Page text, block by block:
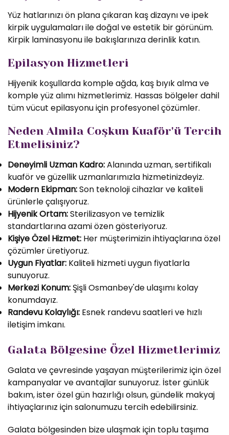
Yüz hatlarınızı ön plana çıkaran kaş dizaynı ve ipek
kirpik uygulamaları ile doğal ve estetik bir görünüm.
Kirpik laminasyonu ile bakışlarınıza derinlik katın.
Epilasyon Hizmetleri
Hijyenik koşullarda komple ağda, kaş bıyık alma ve
komple yüz alımı hizmetlerimiz. Hassas bölgeler dahil
tüm vücut epilasyonu için profesyonel çözümler.
Neden Almila Coşkun Kuaför'ü Tercih
Etmelisiniz?
Deneyimli Uzman Kadro:Alanında uzman, sertifikalı
kuaför ve güzellik uzmanlarımızla hizmetinizdeyiz.
Modern Ekipman:Son teknoloji cihazlar ve kaliteli
ürünlerle çalışıyoruz.
Hijyenik Ortam:Sterilizasyon ve temizlik
standartlarına azami özen gösteriyoruz.
Kişiye Özel Hizmet: Her müşterimizin ihtiyaçlarına özel
çözümler üretiyoruz.
Uygun Fiyatlar: Kaliteli hizmeti uygun fiyatlarla
sunuyoruz.
Merkezi Konum: Şişli Osmanbey'de ulaşımı kolay
konumdayız.
Randevu Kolaylığı: Esnek randevu saatleri ve hızlı
iletişim imkanı.
Galata Bölgesine Özel Hizmetlerimiz
Galata ve çevresinde yaşayan müşterilerimiz için özel
kampanyalar ve avantajlar sunuyoruz. İster günlük
bakım, ister özel gün hazırlığı olsun, gündelik makyaj
ihtiyaçlarınız için salonumuzu tercih edebilirsiniz.
Galata bölgesinden bize ulaşmak için toplu taşıma